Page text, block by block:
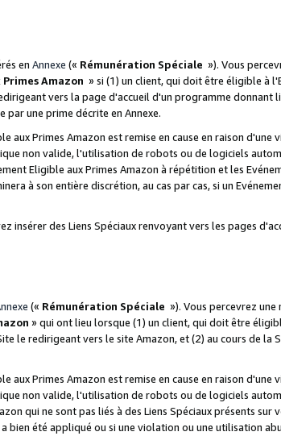
en Annexe (« Rémunération Spéciale »). Vous
Amazon » si (1) un client, qui doit être éligible à
vers la page d'accueil d'un programme donnant
par une prime décrite en Annexe.
aux Primes Amazon est remise en cause en raison d'une
non valide, l'utilisation de robots ou de logiciels
Eligible aux Primes Amazon à répétition et les
à son entière discrétion, au cas par cas, si un
insérer des Liens Spéciaux renvoyant vers les pages
(« Rémunération Spéciale »). Vous percevrez une
» qui ont lieu lorsque (1) un client, qui doit être
le redirigeant vers le site Amazon, et (2) au cours de la
aux Primes Amazon est remise en cause en raison d'une
non valide, l'utilisation de robots ou de logiciels
qui ne sont pas liés à des Liens Spéciaux présents sur
bien été appliqué ou si une violation ou une utilisation